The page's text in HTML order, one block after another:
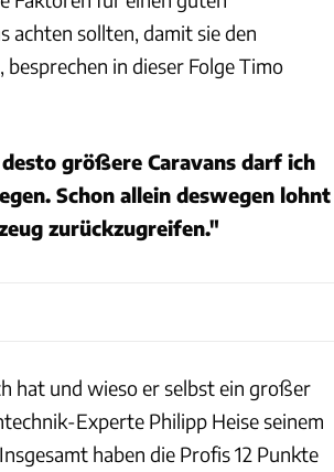
achten sollten, damit sie den
in dieser Folge Timo
größere Caravans darf ich
Schon allein deswegen lohnt
zurückzugreifen."
hat und wieso er selbst ein großer
Experte Philipp Heise seinem
haben die Profis 12 Punkte